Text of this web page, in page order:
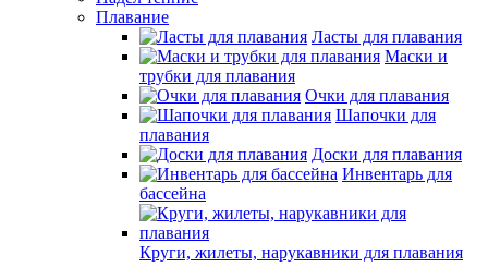
Плавание
Ласты для плавания
Маски и
трубки для плавания
Очки для плавания
Шапочки для
плавания
Доски для плавания
Инвентарь для
бассейна
Круги, жилеты, нарукавники для плавания